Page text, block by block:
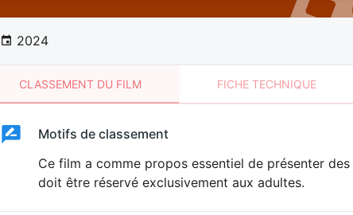
2024
CLASSEMENT DU FILM FICHE TECHNIQUE
ClassementClassement
SEXUALITÉ
EXPLICITE
Motifs de classement
Ce film a comme propos essentiel de présenter
doit être réservé exclusivement aux adultes.